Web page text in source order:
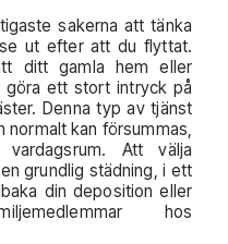
sakerna att tänka
ut efter att du flyttat.
ditt gamla hem eller
ett stort intryck på
Denna typ av tjänst
normalt kan försummas,
Att välja
grundlig städning, i ett
din deposition eller
hos